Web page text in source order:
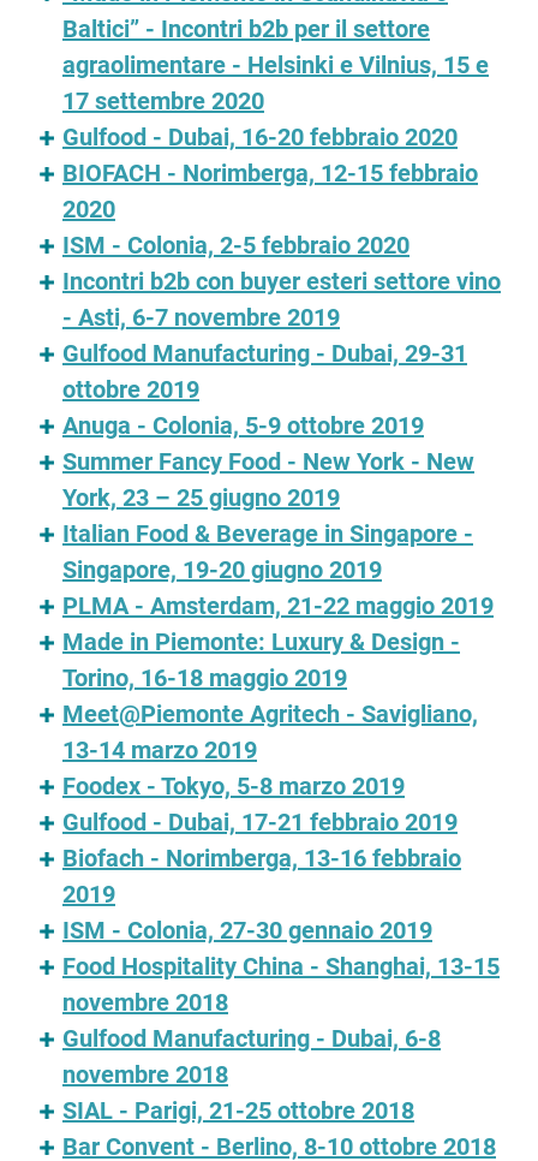
Baltici” - Incontri b2b per il settore
agraolimentare - Helsinki e Vilnius, 15 e
17 settembre 2020
Gulfood - Dubai, 16-20 febbraio 2020
BIOFACH - Norimberga, 12-15 febbraio
2020
ISM - Colonia, 2-5 febbraio 2020
Incontri b2b con buyer esteri settore vino
- Asti, 6-7 novembre 2019
Gulfood Manufacturing - Dubai, 29-31
ottobre 2019
Anuga - Colonia, 5-9 ottobre 2019
Summer Fancy Food - New York - New
York, 23 – 25 giugno 2019
Italian Food & Beverage in Singapore -
Singapore, 19-20 giugno 2019
PLMA - Amsterdam, 21-22 maggio 2019
Made in Piemonte: Luxury & Design -
Torino, 16-18 maggio 2019
Meet@Piemonte Agritech - Savigliano,
13-14 marzo 2019
Foodex - Tokyo, 5-8 marzo 2019
Gulfood - Dubai, 17-21 febbraio 2019
Biofach - Norimberga, 13-16 febbraio
2019
ISM - Colonia, 27-30 gennaio 2019
Food Hospitality China - Shanghai, 13-15
novembre 2018
Gulfood Manufacturing - Dubai, 6-8
novembre 2018
SIAL - Parigi, 21-25 ottobre 2018
Bar Convent - Berlino, 8-10 ottobre 2018